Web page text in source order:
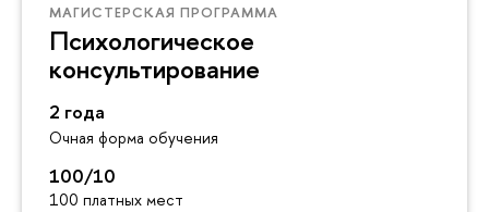
МАГИСТЕРСКАЯ ПРОГРАММА
Психологическое
консультирование
2 года
Очная форма обучения
100/10
100 платных мест